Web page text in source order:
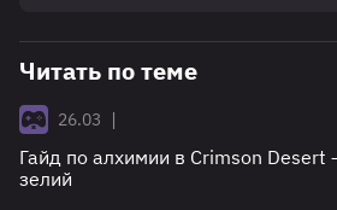
Читать по теме
26.03
|
Гайд по алхимии в Crimson Desert
зелий